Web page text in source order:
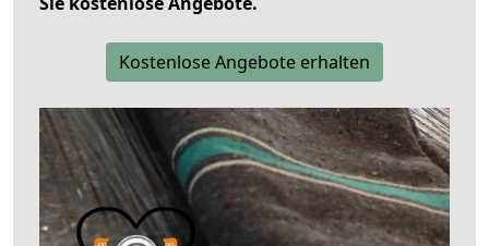
Kostenlose Angebote erhalten